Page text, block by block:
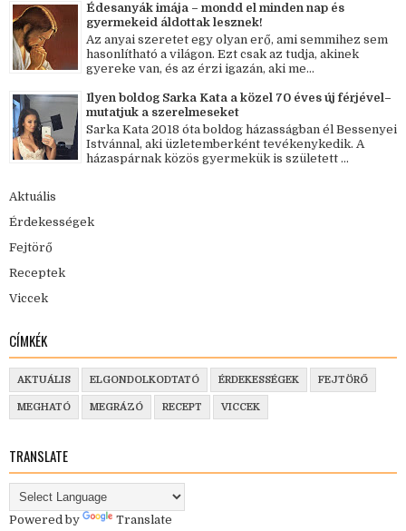
Édesanyák imája – mondd el minden nap és
gyermekeid áldottak lesznek!
Az anyai szeretet egy olyan erő, ami semmihez sem
hasonlítható a világon. Ezt csak az tudja, akinek
gyereke van, és az érzi igazán, aki me...
Ilyen boldog Sarka Kata a közel 70 éves új férjével–
mutatjuk a szerelmeseket
Sarka Kata 2018 óta boldog házasságban él Bessenyei
Istvánnal, aki üzletemberként tevékenykedik. A
házaspárnak közös gyermekük is született ...
Aktuális
Érdekességek
Fejtörő
Receptek
Viccek
CÍMKÉK
AKTUÁLIS ELGONDOLKODTATÓ ÉRDEKESSÉGEK FEJTÖRŐ
MEGHATÓ MEGRÁZÓ RECEPT VICCEK
TRANSLATE
Powered by Translate